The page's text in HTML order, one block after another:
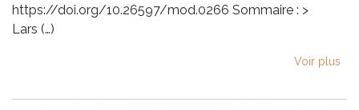
https://doi.org/10.26597/mod.0266 Sommaire : >
Lars (…)
Voir plus